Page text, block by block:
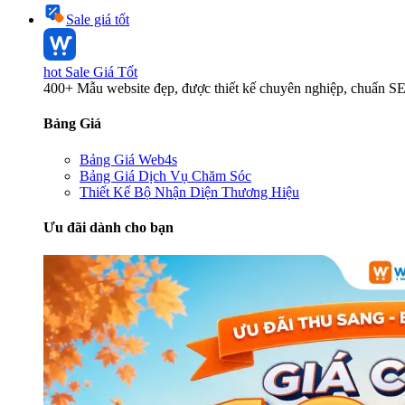
Sale giá tốt
hot Sale Giá Tốt
400+ Mẫu website đẹp, được thiết kế chuyên nghiệp, chuẩn
Bảng Giá
Bảng Giá Web4s
Bảng Giá Dịch Vụ Chăm Sóc
Thiết Kế Bộ Nhận Diện Thương Hiệu
Ưu đãi dành cho bạn